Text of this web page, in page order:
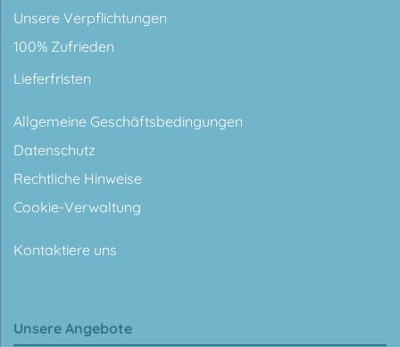
Unsere Verpflichtungen
100% Zufrieden
Lieferfristen
Allgemeine Geschäftsbedingungen
Datenschutz
Rechtliche Hinweise
Cookie-Verwaltung
Kontaktiere uns
Unsere Angebote